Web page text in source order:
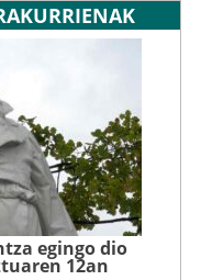
egingo dio
12an